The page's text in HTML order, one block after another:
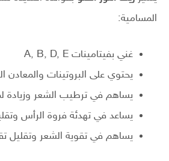
المسامية:
غني بفيتامينات A, B, D, E
يحتوي على البروتينات والمعادن
يساهم في ترطيب الشعر وزيادة
يساعد في تهدئة فروة الرأس
يساهم في تقوية الشعر وتقليل